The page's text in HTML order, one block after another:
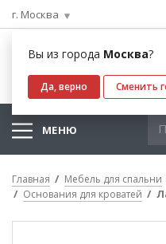
г. Москва
Вы из города Москва?
Да, верно Сменить
МЕНЮ
Главная Мебель для спальни
Основания для кроватей